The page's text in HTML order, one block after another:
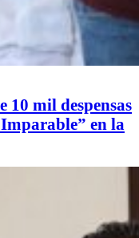
10 mil despensas
en la